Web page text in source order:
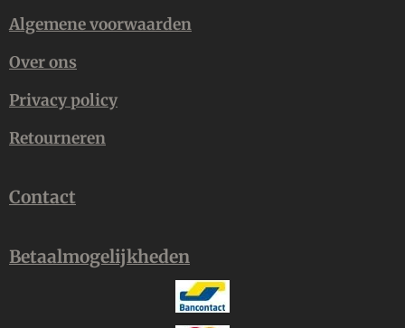
Algemene voorwaarden
Over ons
Privacy policy
Retourneren
Contact
Betaalmogelijkheden